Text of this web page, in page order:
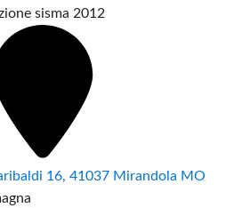
sisma 2012
16, 41037 Mirandola MO